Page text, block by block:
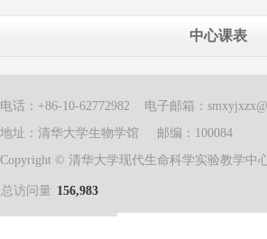
中心课表
电话：+86-10-62772982 电子邮箱：
地址：清华大学生物学馆 邮编：100084
Copyright © 清华大学现代生命科学实验教学中
156,983
总访问量